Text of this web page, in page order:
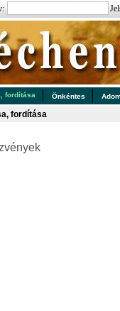
fordítása Önkéntes
fordítása